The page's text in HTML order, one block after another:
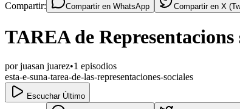
Compartir: Compartir en WhatsApp Compartir en X
TAREA de Representacions
porjuasan juarez•1 episodios
esta-e-suna-tarea-de-las-representaciones-sociales
Escuchar Último